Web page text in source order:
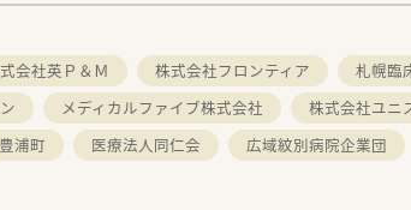
会社英Ｐ＆Ｍ 株式会社フロンティア 札幌臨
メディカルファイブ株式会社 株式会社ユニ
豊浦町 医療法人同仁会 広域紋別病院企業団